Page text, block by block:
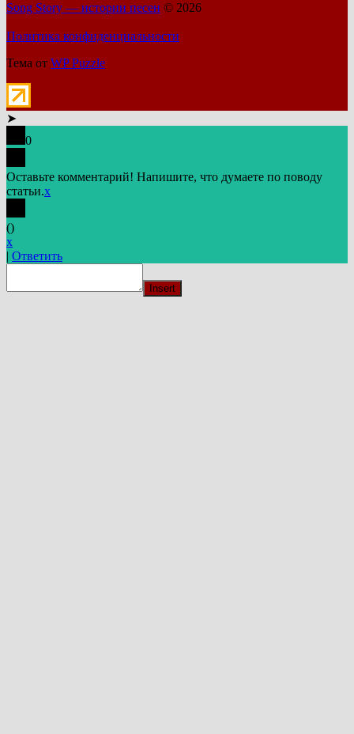
Song Story — истории песен © 2026
Политика конфиденциальности
Тема от WP Puzzle
➤
0
Оставьте комментарий! Напишите, что думаете по поводу
статьи.x
()
x
| Ответить
Insert